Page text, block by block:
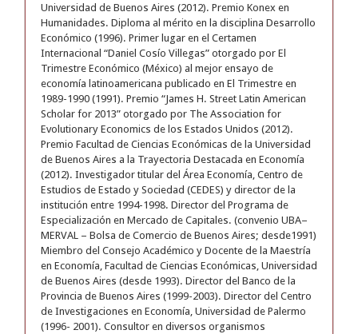
Universidad de Buenos Aires (2012). Premio Konex en
Humanidades. Diploma al mérito en la disciplina Desarrollo
Económico (1996). Primer lugar en el Certamen
Internacional “Daniel Cosío Villegas” otorgado por El
Trimestre Económico (México) al mejor ensayo de
economía latinoamericana publicado en El Trimestre en
1989-1990 (1991). Premio “James H. Street Latin American
Scholar for 2013” otorgado por The Association for
Evolutionary Economics de los Estados Unidos (2012).
Premio Facultad de Ciencias Económicas de la Universidad
de Buenos Aires a la Trayectoria Destacada en Economía
(2012). Investigador titular del Área Economía, Centro de
Estudios de Estado y Sociedad (CEDES) y director de la
institución entre 1994-1998. Director del Programa de
Especialización en Mercado de Capitales. (convenio UBA–
MERVAL – Bolsa de Comercio de Buenos Aires; desde1991)
Miembro del Consejo Académico y Docente de la Maestría
en Economía, Facultad de Ciencias Económicas, Universidad
de Buenos Aires (desde 1993). Director del Banco de la
Provincia de Buenos Aires (1999-2003). Director del Centro
de Investigaciones en Economía, Universidad de Palermo
(1996- 2001). Consultor en diversos organismos